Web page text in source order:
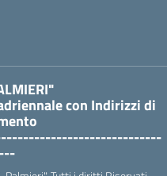
con Indirizzi di